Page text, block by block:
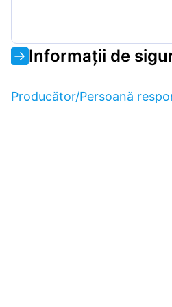
Informații de
Producător/Persoană